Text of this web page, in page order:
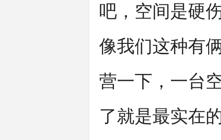
吧，空间是硬
像我们这种有
营一下，一台
了就是最实在